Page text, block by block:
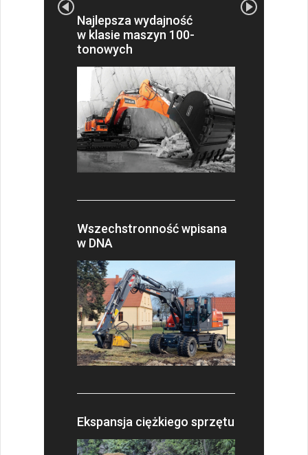
Najlepsza wydajność
w klasie maszyn 100-
tonowych
Wszechstronność wpisana
w DNA
Ekspansja ciężkiego sprzętu